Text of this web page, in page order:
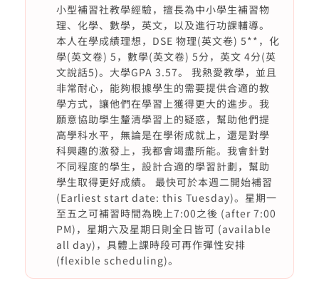
小型補習社教學經驗，擅長為中小學生補習物
理、化學、數學，英文，以及進行功課輔導。
本人在學成績理想，DSE 物理(英文卷) 5**，化
學(英文卷) 5，數學(英文卷) 5分，英文 4分(英
文說話5)。大學GPA 3.57。 我熱愛教學，並且
非常耐心，能夠根據學生的需要提供合適的教
學方式，讓他們在學習上獲得更大的進步。我
願意協助學生釐清學習上的疑惑，幫助他們提
高學科水平，無論是在學術成就上，還是對學
科興趣的激發上，我都會竭盡所能。我會針對
不同程度的學生，設計合適的學習計劃，幫助
學生取得更好成績。 最快可於本週二開始補習
(Earliest start date: this Tuesday)。星期一
至五之可補習時間為晚上7:00之後 (after 7:00
PM)，星期六及星期日則全日皆可 (available
all day)，具體上課時段可再作彈性安排
(flexible scheduling)。